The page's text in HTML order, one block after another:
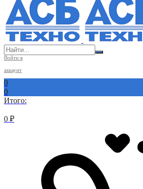
Войти в
аккаунт
0
0
Итого:
0 ₽